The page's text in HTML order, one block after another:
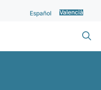
Español Valencià